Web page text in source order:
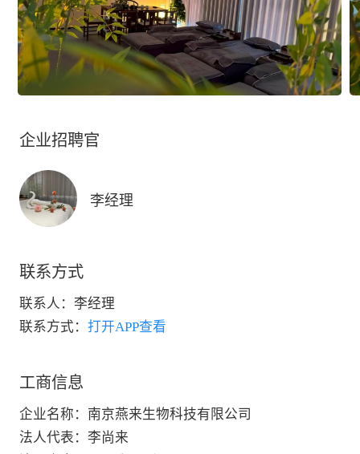
企业招聘官
李经理
联系方式
联系人： 李经理
联系方式： 打开APP查看
工商信息
企业名称 ： 南京燕来生物科技有限公司
法人代表 ： 李尚来